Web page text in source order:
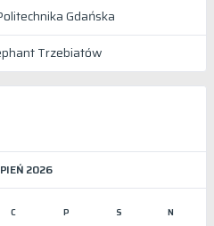
Gdańska
Trzebiatów
2026
C P S N